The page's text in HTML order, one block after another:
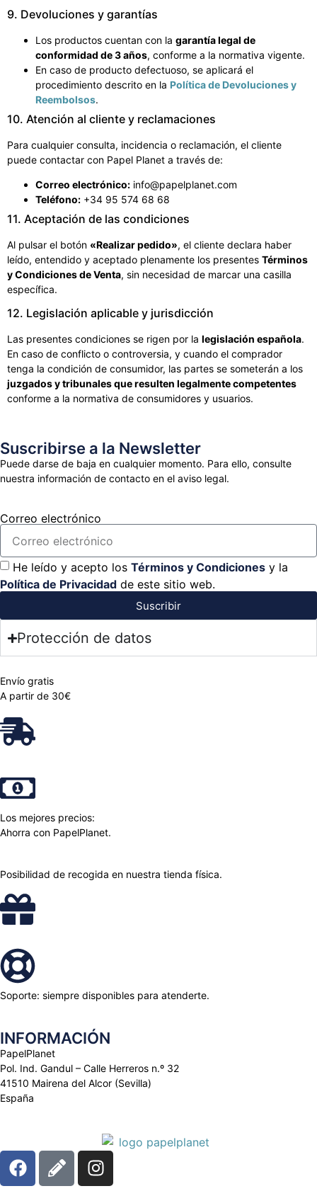
9. Devoluciones y garantías
Los productos cuentan con la garantía legal de
conformidad de 3 años, conforme a la normativa vigente.
En caso de producto defectuoso, se aplicará el
procedimiento descrito en la Política de Devoluciones y
Reembolsos.
10. Atención al cliente y reclamaciones
Para cualquier consulta, incidencia o reclamación, el cliente
puede contactar con Papel Planet a través de:
Correo electrónico: info@papelplanet.com
Teléfono: +34 95 574 68 68
11. Aceptación de las condiciones
Al pulsar el botón «Realizar pedido», el cliente declara haber
leído, entendido y aceptado plenamente los presentes Términos
y Condiciones de Venta, sin necesidad de marcar una casilla
específica.
12. Legislación aplicable y jurisdicción
Las presentes condiciones se rigen por la legislación española.
En caso de conflicto o controversia, y cuando el comprador
tenga la condición de consumidor, las partes se someterán a los
juzgados y tribunales que resulten legalmente competentes
conforme a la normativa de consumidores y usuarios.
Suscribirse a la Newsletter
Puede darse de baja en cualquier momento. Para ello, consulte
nuestra información de contacto en el aviso legal.
Correo electrónico
He leído y acepto los Términos y Condiciones y la
Política de Privacidad de este sitio web.
Suscribir
Protección de datos
Envío gratis
A partir de 30€
Los mejores precios:
Ahorra con PapelPlanet.
Posibilidad de recogida en nuestra tienda física.
Soporte: siempre disponibles para atenderte.
INFORMACIÓN
PapelPlanet
Pol. Ind. Gandul – Calle Herreros n.º 32
41510 Mairena del Alcor (Sevilla)
España